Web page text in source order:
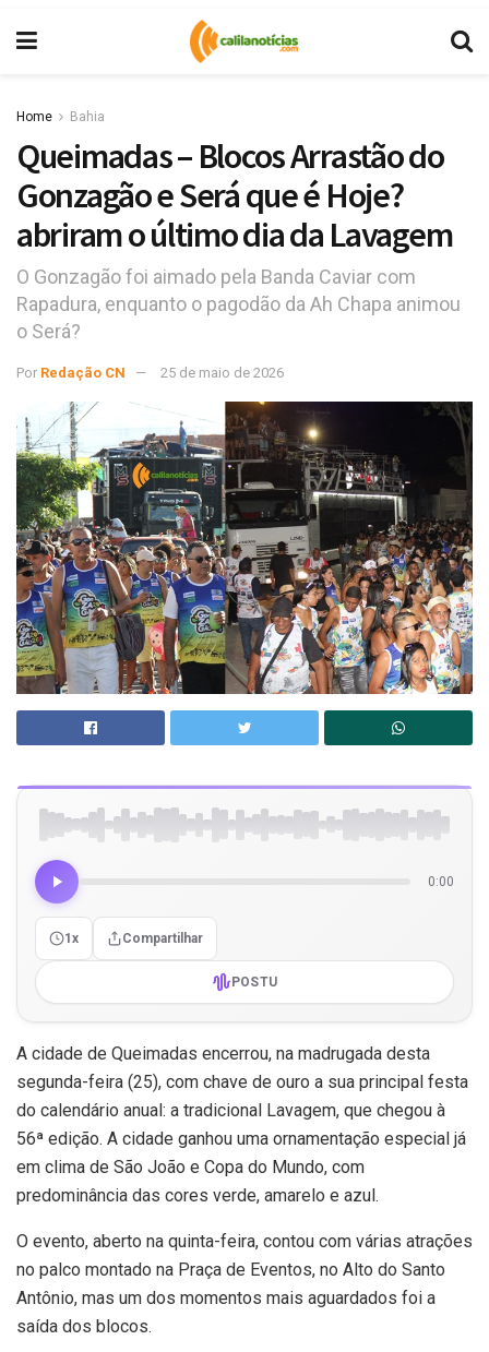
Home Bahia
Queimadas – Blocos Arrastão do
Gonzagão e Será que é Hoje?
abriram o último dia da Lavagem
O Gonzagão foi aimado pela Banda Caviar com
Rapadura, enquanto o pagodão da Ah Chapa animou
o Será?
Por Redação CN 25 de maio de 2026
0:00
1x Compartilhar
POSTU
A cidade de Queimadas encerrou, na madrugada desta
segunda-feira (25), com chave de ouro a sua principal festa
do calendário anual: a tradicional Lavagem, que chegou à
56ª edição. A cidade ganhou uma ornamentação especial já
em clima de São João e Copa do Mundo, com
predominância das cores verde, amarelo e azul.
O evento, aberto na quinta-feira, contou com várias atrações
no palco montado na Praça de Eventos, no Alto do Santo
Antônio, mas um dos momentos mais aguardados foi a
saída dos blocos.